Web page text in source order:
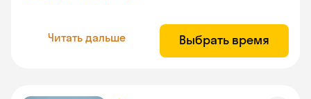
Читать дальше Выбрать время